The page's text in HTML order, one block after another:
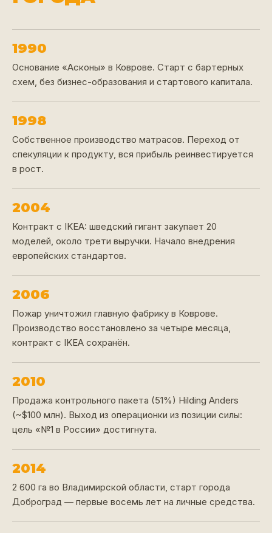
1990
Основание «Асконы» в Коврове. Старт с бартерных
схем, без бизнес-образования и стартового капитала.
1998
Собственное производство матрасов. Переход от
спекуляции к продукту, вся прибыль реинвестируется
в рост.
2004
Контракт с IKEA: шведский гигант закупает 20
моделей, около трети выручки. Начало внедрения
европейских стандартов.
2006
Пожар уничтожил главную фабрику в Коврове.
Производство восстановлено за четыре месяца,
контракт с IKEA сохранён.
2010
Продажа контрольного пакета (51%) Hilding Anders
(~$100 млн). Выход из операционки из позиции силы:
цель «№1 в России» достигнута.
2014
2 600 га во Владимирской области, старт города
Доброград — первые восемь лет на личные средства.